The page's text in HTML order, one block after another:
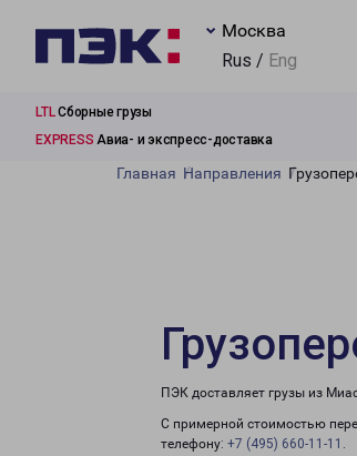
Москва
Rus / Eng
LTLСборные грузы
EXPRESS Авиа- и экспресс-доставка
Главная Направления
ПЭК доставляет грузы из
С примерной стоимостью
телефону: +7 (495) 660-11-11 .